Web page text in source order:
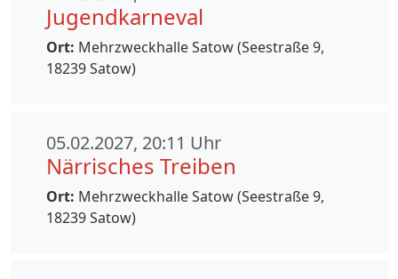
Jugendkarneval
Ort: Mehrzweckhalle Satow (Seestraße 9,
18239 Satow)
05.02.2027, 20:11 Uhr
Närrisches Treiben
Ort: Mehrzweckhalle Satow (Seestraße 9,
18239 Satow)